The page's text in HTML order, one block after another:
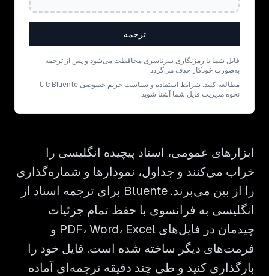
ترجمه
فایل شما با رمزنگاری سرتاسری محافظت می‌شود و پس از ترجمه
به‌صورت خودکار حذف می‌گردد.
مطالعه کنید: شرایط استفاده و سیاست حریم خصوصی
Bluente تا با
نحوه مدیریت فایل شما آشنا شوید.
ابزارهای عمومی، اسناد پیچیده انگلیسی را
خراب می‌کنند و جداول، نمودارها و شماره‌گذاری
را از بین می‌برند. Bluente برای ترجمه اسناد از
انگلیسی به فرانسوی با حفظ تمام جزئیات
چیدمان در فایل‌های PDF، Word، Excel و
فرمت‌های دیگر ساخته شده است. فایل خود را
بارگذاری کنید و طی چند دقیقه ترجمه‌ای آماده